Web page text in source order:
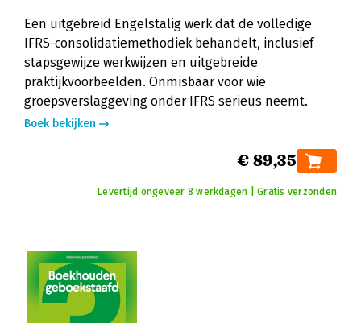
Een uitgebreid Engelstalig werk dat de volledige
IFRS-consolidatiemethodiek behandelt, inclusief
stapsgewijze werkwijzen en uitgebreide
praktijkvoorbeelden. Onmisbaar voor wie
groepsverslaggeving onder IFRS serieus neemt.
Boek bekijken
€ 89,35
Levertijd ongeveer 8 werkdagen | Gratis verzonden